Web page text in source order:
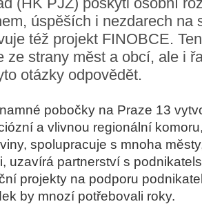
úspěších i nezdarech na
též projekt FINOBCE.
ze strany měst a obcí, ale i
otázky odpovědět.
pobočky na Praze 13
a vlivnou regionální
spolupracuje s mnoha
uzavírá partnerství s
projekty na podporu
by mnozí potřebovali roky.